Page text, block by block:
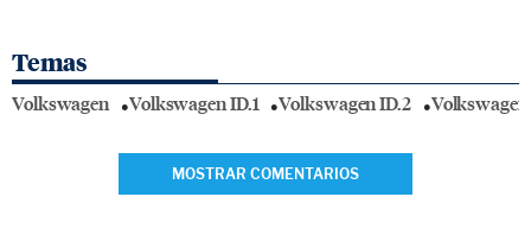
Temas
Volkswagen Volkswagen ID.1 Volkswagen ID.2 Volkswagen
MOSTRAR COMENTARIOS